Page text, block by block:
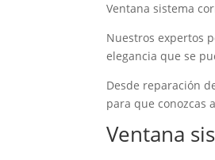
Ventana sistema
Nuestros expertos
elegancia que se
Desde reparación
para que conozcas
Ventana